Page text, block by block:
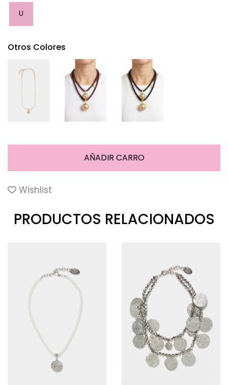
U
Otros Colores
Wishlist
PRODUCTOS RELACIONADOS